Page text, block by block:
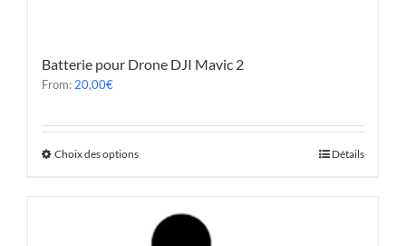
Batterie pour Drone DJI Mavic 2
From:20,00€
Choix des options Détails